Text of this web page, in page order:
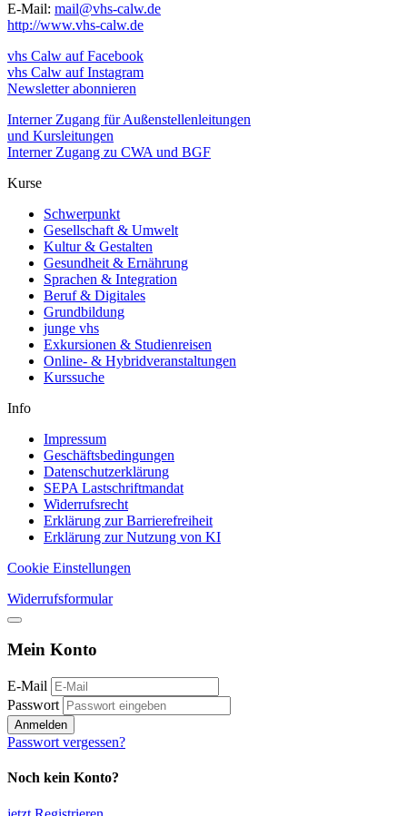
E-Mail: mail@vhs-calw.de
http://www.vhs-calw.de
vhs Calw auf Facebook
vhs Calw auf Instagram
Newsletter abonnieren
Interner Zugang für Außenstellenleitungen
und Kursleitungen
Interner Zugang zu CWA und BGF
Kurse
Schwerpunkt
Gesellschaft & Umwelt
Kultur & Gestalten
Gesundheit & Ernährung
Sprachen & Integration
Beruf & Digitales
Grundbildung
junge vhs
Exkursionen & Studienreisen
Online- & Hybridveranstaltungen
Kurssuche
Info
Impressum
Geschäftsbedingungen
Datenschutzerklärung
SEPA Lastschriftmandat
Widerrufsrecht
Erklärung zur Barrierefreiheit
Erklärung zur Nutzung von KI
Cookie Einstellungen
Widerrufsformular
Mein Konto
E-Mail
Passwort
Anmelden
Passwort vergessen?
Noch kein Konto?